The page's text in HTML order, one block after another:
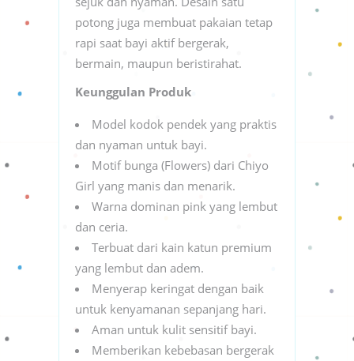
potong juga membuat pakaian tetap
rapi saat bayi aktif bergerak,
bermain, maupun beristirahat.
Keunggulan Produk
Model kodok pendek yang praktis
dan nyaman untuk bayi.
Motif bunga (Flowers) dari Chiyo
Girl yang manis dan menarik.
Warna dominan pink yang lembut
dan ceria.
Terbuat dari kain katun premium
yang lembut dan adem.
Menyerap keringat dengan baik
untuk kenyamanan sepanjang hari.
Aman untuk kulit sensitif bayi.
Memberikan kebebasan bergerak